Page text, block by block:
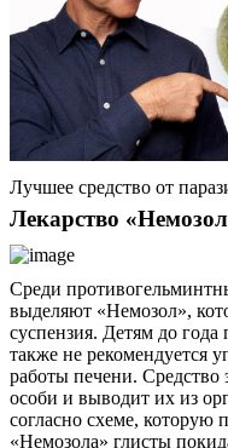
Лучшее средство от
Лекарство
Среди
выделяют «Немозол»,
суспензия. Детям до
также не рекомендуется
работы печени.
особи и выводит их из
согласно схеме, которую
«Немозола» глисты